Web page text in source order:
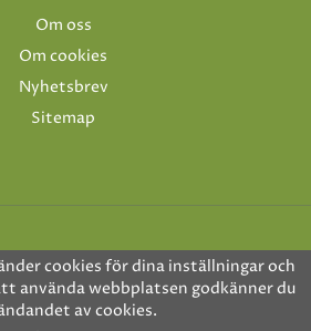
Om oss
Om cookies
Nyhetsbrev
Sitemap
cookies för dina inställningar och
använda webbplatsen godkänner du
av cookies.